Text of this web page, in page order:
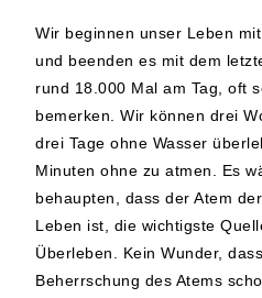
Wir beginnen unser Leben
und beenden es mit dem
rund 18.000 Mal am Tag, oft
bemerken. Wir können drei
drei Tage ohne Wasser
Minuten ohne zu atmen. Es
behaupten, dass der Atem
Leben ist, die wichtigste
Überleben. Kein Wunder,
Beherrschung des Atems